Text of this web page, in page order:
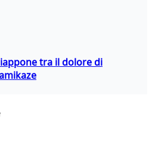
tra il dolore di